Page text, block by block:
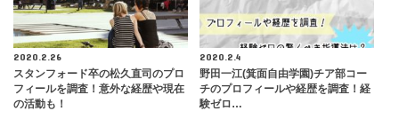
2020.2.26
スタンフォード卒の松久直司のプロ
フィールを調査！意外な経歴や現在
の活動も！
2020.2.4
野田一江(箕面自由学園)チア部コー
チのプロフィールや経歴を調査！経
験ゼロ…